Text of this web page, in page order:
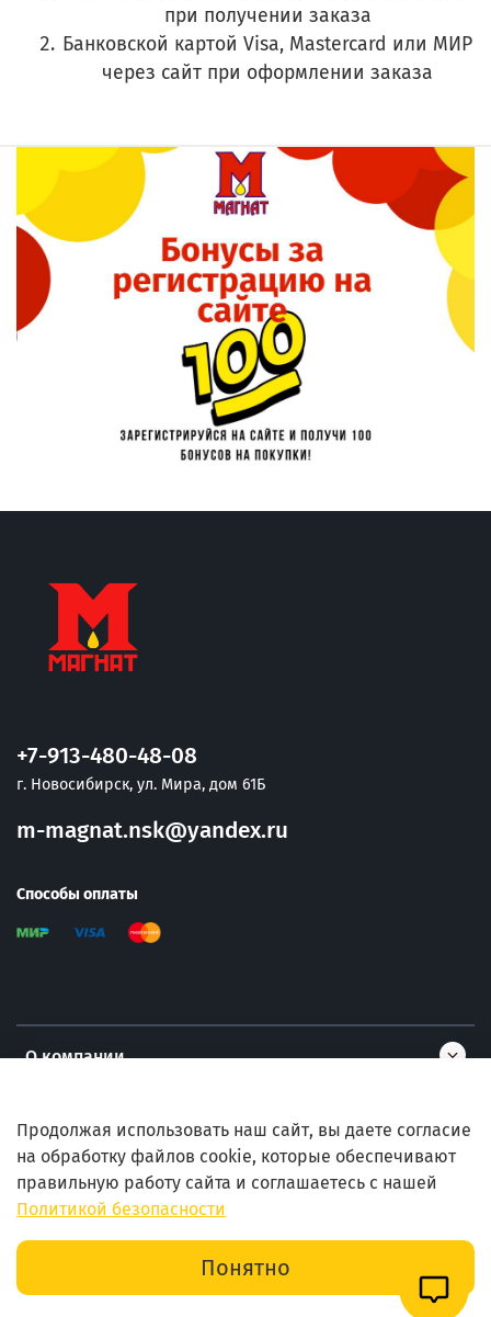
В корзину
при получении заказа
Банковской картой Visa, Mastercard или МИР
через сайт при оформлении заказа
О компании
Информация
Помощь
+7-913-480-48-08
г. Новосибирск, ул. Мира, дом 61Б
m-magnat.nsk@yandex.ru
Способы оплаты
Продолжая использовать наш сайт, вы даете согласие
на обработку файлов cookie, которые обеспечивают
правильную работу сайта и соглашаетесь с нашей
Политикой безопасности
Понятно